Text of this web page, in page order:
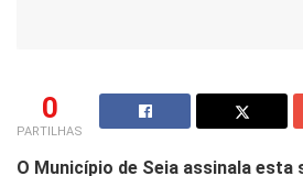
0
PARTILHAS
O Município de Seia assinala esta